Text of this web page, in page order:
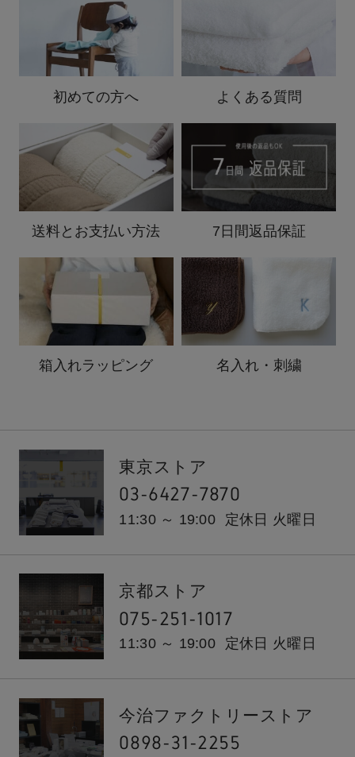
初めての方へ よくある質問
送料と お支払い方法 7日間返品保証
箱入れラッピング 名入れ・刺繍
東京ストア
03-6427-7870
11:30 ～ 19:00 定休日 火曜日
京都ストア
075-251-1017
11:30 ～ 19:00 定休日 火曜日
今治ファクトリーストア
0898-31-2255